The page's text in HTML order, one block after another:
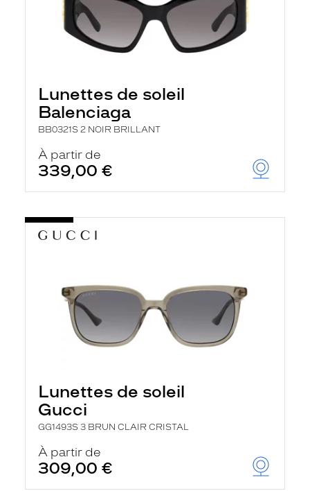
Lunettes de soleil
Balenciaga
BB0321S 2 NOIR BRILLANT
À partir de
339,00 €
Lunettes de soleil
Gucci
GG1493S 3 BRUN CLAIR CRISTAL
À partir de
309,00 €